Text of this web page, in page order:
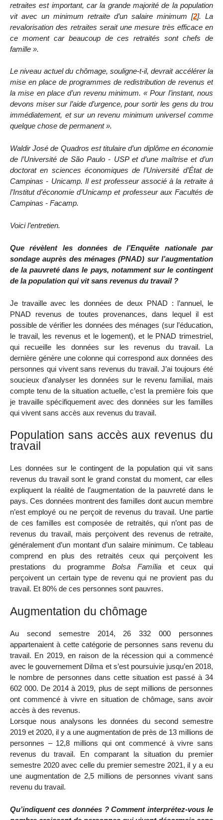
retraites est important, car la grande majorité de la population
vit avec un minimum retraite d’un salaire minimum [2]. La
revalorisation des retraites serait une mesure très efficace en
ce moment car beaucoup de ces retraités sont chefs de
famille ».
Le niveau actuel du chômage, souligne-t-il, devrait accélérer la
mise en place de programmes de redistribution de revenus et
la mise en place d’un revenu minimum. « Pour l’instant, nous
devons miser sur l’aide d’urgence, pour sortir les gens du trou
immédiatement, et sur un revenu minimum universel comme
quelque chose de permanent ».
Waldir José de Quadros est titulaire d’un diplôme en économie
de l’Université de São Paulo - USP et d’une maîtrise et d’un
doctorat en sciences économiques de l’Université d’État de
Campinas - Unicamp. Il est professeur associé à la retraite à
l’Institut d’économie d’Unicamp et professeur aux Facultés de
Campinas - Facamp.
Voici l’entretien.
Que révèlent les données de l’Enquête nationale par
sondage auprès des ménages (PNAD) sur l’augmentation
de la pauvreté dans le pays, notamment sur le contingent
de la population qui vit sans revenus du travail ?
Je travaille avec les données de deux PNAD : l’annuel, le
PNAD revenus de toutes provenances, dans lequel il est
possible de vérifier les données des ménages (sur l’éducation,
le travail, les revenus et le logement), et le PNAD trimestriel,
qui recueille les données sur les revenus du travail. La
dernière génère une colonne qui correspond aux données des
personnes qui vivent sans revenus du travail. J’ai toujours été
soucieux d’analyser les données sur le revenu familial, mais
compte tenu de la situation actuelle, c’est la première fois que
je travaille spécifiquement avec des données sur les familles
qui vivent sans accès aux revenus du travail.
Population sans accès aux revenus du
travail
Les données sur le contingent de la population qui vit sans
revenus du travail sont le grand constat du moment, car elles
expliquent la réalité de l’augmentation de la pauvreté dans le
pays. Ces données montrent des familles dont aucun membre
n’est employé ou ne perçoit de revenus du travail. Une partie
de ces familles est composée de retraités, qui n’ont pas de
revenus du travail, mais perçoivent des revenus de retraite,
généralement d’un montant d’un salaire minimum. Ce tableau
comprend en plus des retraités ceux qui perçoivent les
prestations du programmeBolsa Famíliaet ceux qui
perçoivent un certain type de revenu qui ne provient pas du
travail. Et 80% de ces personnes sont pauvres.
Augmentation du chômage
Au second semestre 2014, 26 332 000 personnes
appartenaient à cette catégorie de personnes sans revenu du
travail. En 2019, en raison de la récession qui a commencé
avec le gouvernement Dilma et s’est poursuivie jusqu’en 2018,
le nombre de personnes dans cette situation est passé à 34
602 000. De 2014 à 2019, plus de sept millions de personnes
ont commencé à vivre en situation de chômage, sans avoir
accès à des revenus.
Lorsque nous analysons les données du second semestre
2019 et 2020, il y a une augmentation de près de 13 millions de
personnes – 12,8 millions qui ont commencé à vivre sans
revenus du travail. En comparant la situation du premier
semestre 2020 avec celle du premier semestre 2021, il y a eu
une augmentation de 2,5 millions de personnes vivant sans
revenu du travail.
Qu’indiquent ces données ? Comment interprétez-vous le